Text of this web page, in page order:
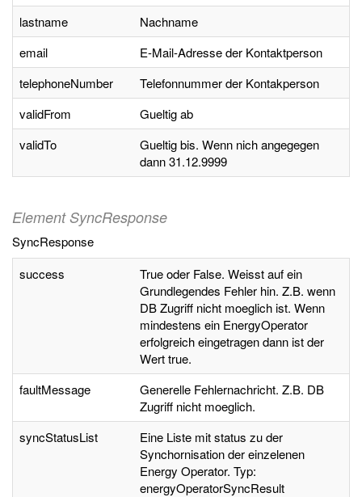
lastname
Nachname
email
E-Mail-Adresse der Kontaktperson
telephoneNumber
Telefonnummer der Kontakperson
validFrom
Gueltig ab
validTo
Gueltig bis. Wenn nich angegegen
dann 31.12.9999
Element SyncResponse
SyncResponse
success
True oder False. Weisst auf ein
Grundlegendes Fehler hin. Z.B. wenn
DB Zugriff nicht moeglich ist. Wenn
mindestens ein EnergyOperator
erfolgreich eingetragen dann ist der
Wert true.
faultMessage
Generelle Fehlernachricht. Z.B. DB
Zugriff nicht moeglich.
syncStatusList
Eine Liste mit status zu der
Synchornisation der einzelenen
Energy Operator. Typ:
energyOperatorSyncResult